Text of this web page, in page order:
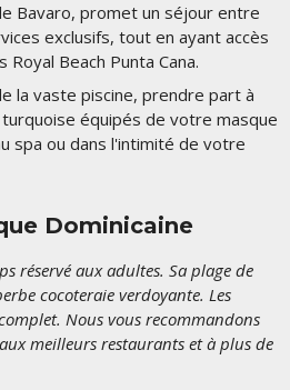
Bavaro, promet un séjour entre
exclusifs, tout en ayant accès
Beach Punta Cana.
la vaste piscine, prendre part à
équipés de votre masque
spa ou dans l'intimité de votre
Dominicaine
réservé aux adultes. Sa plage de
cocoteraie verdoyante. Les
Nous vous recommandons
meilleurs restaurants et à plus de